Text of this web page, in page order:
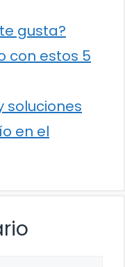
gusta?
con estos 5
soluciones
en el